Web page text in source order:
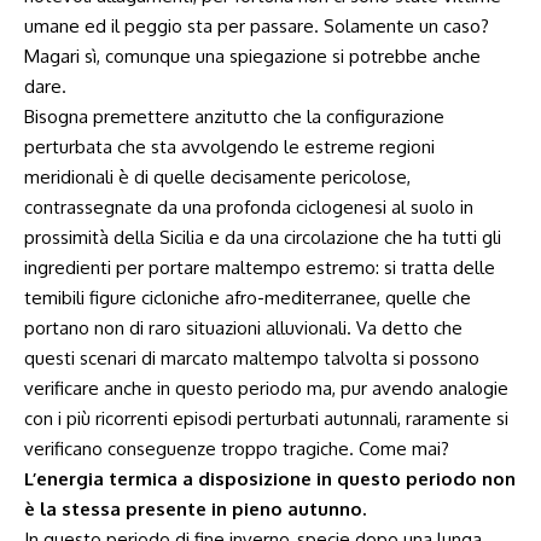
umane ed il peggio sta per passare. Solamente un caso?
Magari sì, comunque una spiegazione si potrebbe anche
dare.
Bisogna premettere anzitutto che la configurazione
perturbata che sta avvolgendo le estreme regioni
meridionali è di quelle decisamente pericolose,
contrassegnate da una profonda ciclogenesi al suolo in
prossimità della Sicilia e da una circolazione che ha tutti gli
ingredienti per portare maltempo estremo: si tratta delle
temibili figure cicloniche afro-mediterranee, quelle che
portano non di raro situazioni alluvionali. Va detto che
questi scenari di marcato maltempo talvolta si possono
verificare anche in questo periodo ma, pur avendo analogie
con i più ricorrenti episodi perturbati autunnali, raramente si
verificano conseguenze troppo tragiche. Come mai?
L’energia termica a disposizione in questo periodo non
è la stessa presente in pieno autunno.